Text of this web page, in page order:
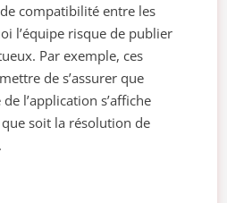
compatibilité entre les
l’équipe risque de publier
Par exemple, ces
de s’assurer que
l’application s’affiche
soit la résolution de